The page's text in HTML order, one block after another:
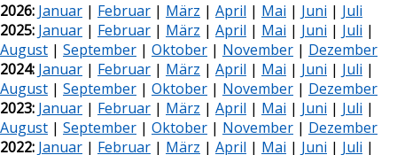
2026: Januar | Februar | März | April | Mai | Juni | Juli
2025: Januar | Februar | März | April | Mai | Juni | Juli |
August | September | Oktober | November | Dezember
2024: Januar | Februar | März | April | Mai | Juni | Juli |
August | September | Oktober | November | Dezember
2023: Januar | Februar | März | April | Mai | Juni | Juli |
August | September | Oktober | November | Dezember
2022: Januar | Februar | März | April | Mai | Juni | Juli |